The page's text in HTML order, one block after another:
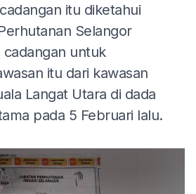
itu diketahui
Selangor
untuk
itu dari kawasan
Langat Utara di dada
pada 5 Februari lalu.